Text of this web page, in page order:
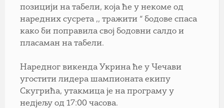
позицији на табели, која ће у некоме од
наредних сусрета ,, тражити “ бодове спаса
како би поправила свој бодовни салдо и
пласаман на табели.
Наредног викенда Укрина ће у Чечави
угостити лидера шампионата екипу
Скугрића, утакмица је на програму у
недјељу од 17:00 часова.